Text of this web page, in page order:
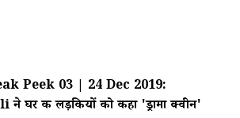
Peek 03 | 24 Dec 2019:
की लड़कियों को कहा 'ड्रामा क्वीन'